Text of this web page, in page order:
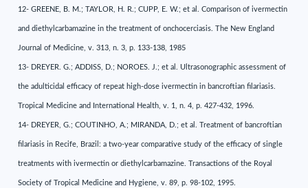
12- GREENE, B. M.; TAYLOR, H. R.; CUPP, E. W.; et al. Comparison of ivermectin
and diethylcarbamazine in the treatment of onchocerciasis. The New England
Journal of Medicine, v. 313, n. 3, p. 133-138, 1985
13- DREYER. G.; ADDISS, D.; NOROES. J.; et al. Ultrasonographic assessment of
the adulticidal efficacy of repeat high-dose ivermectin in bancroftian filariasis.
Tropical Medicine and International Health, v. 1, n. 4, p. 427-432, 1996.
14- DREYER, G.; COUTINHO, A.; MIRANDA, D.; et al. Treatment of bancroftian
filariasis in Recife, Brazil: a two-year comparative study of the efficacy of single
treatments with ivermectin or diethylcarbamazine. Transactions of the Royal
Society of Tropical Medicine and Hygiene, v. 89, p. 98-102, 1995.